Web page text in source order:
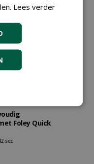
Vakbeurs
sec
Foley Quick
sec
Lees verder